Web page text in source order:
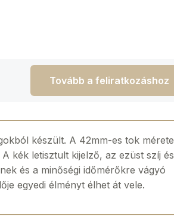
Tovább a feliratkozáshoz
készült. A 42mm-es tok mérete
kék letisztult kijelző, az ezüst szíj és
és a minőségi időmérőkre vágyó
egyedi élményt élhet át vele.